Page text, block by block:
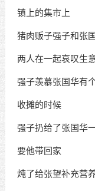
镇上的集市上
猪肉贩子强子和张
两人在一起哀叹生
强子羡慕张国华有
收摊的时候
强子扔给了张国华
要他带回家
炖了给张望补充营